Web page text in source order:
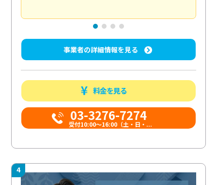
事業者の詳細情報を見る
料金を見る
03-3276-7274
受付10:00〜16:00（土・日・...
4